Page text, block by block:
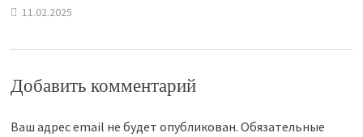
11.02.2025
Добавить комментарий
Ваш адрес email не будет опубликован. Обязательные